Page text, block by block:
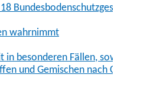
Bundesbodenschutzgesetz
wahrnimmt
besonderen Fällen, sowie der Art
und Gemischen nach